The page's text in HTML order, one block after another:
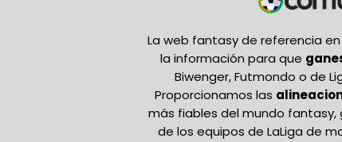
La web fantasy de referencia
la información para que
Biwenger, Futmondo o de
Proporcionamos las
más fiables del mundo
de los equipos de LaLiga de